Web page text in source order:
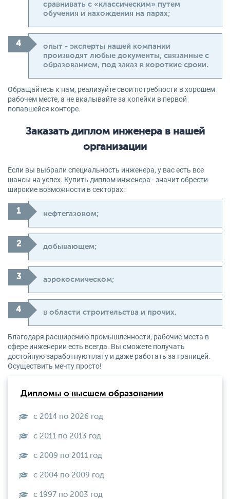
сравнивать с «классическим» путем
обучения и нахождения на парах;
опыт - эксперты нашей компании
производят любые документы, связанные с
образованием, под заказ в короткие сроки.
Обращайтесь к нам, реализуйте свои потребности в хорошем
рабочем месте, а не вкалывайте за копейки в первой
попавшейся конторе.
Заказать диплом инженера в нашей
организации
Если вы выбрали специальность инженера, у вас есть все
шансы на успех. Купить диплом инженера - значит обрести
широкие возможности в секторах:
нефтегазовом;
добывающем;
аэрокосмическом;
в области строительства и прочих.
Благодаря расширению промышленности, рабочие места в
сфере инженерии есть всегда. Вы сможете получать
достойную заработную плату и даже работать за границей.
Осуществить мечту просто!
Дипломы о высшем образовании
с 2014 по 2026 год
с 2011 по 2013 год
с 2009 по 2011 год
с 2004 по 2009 год
с 1997 по 2003 год